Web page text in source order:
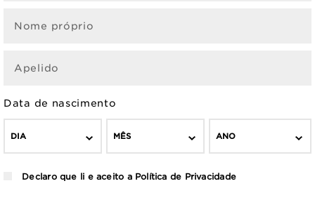
Nome próprio
Apelido
Data de nascimento
DIA MÊS ANO
Declaro que li e aceito a Política de Privacidade